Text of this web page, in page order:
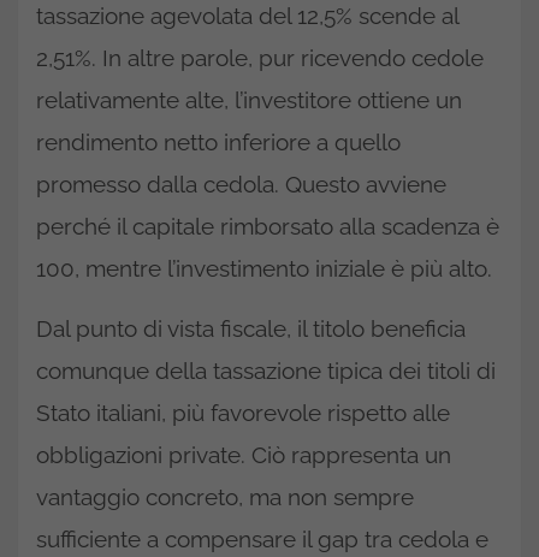
tassazione agevolata del 12,5% scende al
2,51%. In altre parole, pur ricevendo cedole
relativamente alte, l’investitore ottiene un
rendimento netto inferiore a quello
promesso dalla cedola. Questo avviene
perché il capitale rimborsato alla scadenza è
100, mentre l’investimento iniziale è più alto.
Dal punto di vista fiscale, il titolo beneficia
comunque della tassazione tipica dei titoli di
Stato italiani, più favorevole rispetto alle
obbligazioni private. Ciò rappresenta un
vantaggio concreto, ma non sempre
sufficiente a compensare il gap tra cedola e